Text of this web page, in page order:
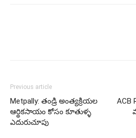
Previous article
Metpally: తండ్రి అంత్యక్రియల
ఆర్థికసాయం కోసం కూతుళ్ళ
ఎదురుచూపు
ACB